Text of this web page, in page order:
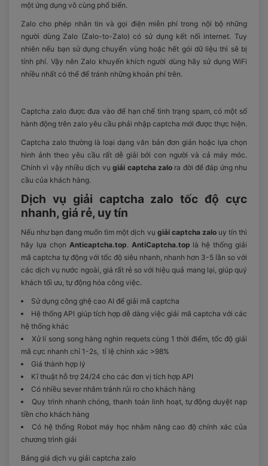
một ứng dụng vô cùng phổ biến.
Zalo cho phép nhắn tin và gọi điện miễn phí trong nội bộ những
người dùng Zalo (Zalo-to-Zalo) có sử dụng kết nối internet. Tuy
nhiên nếu bạn sử dụng chuyển vùng hoặc hết gói dữ liệu thì sẽ bị
tính phí. Vậy nên Zalo khuyến khích người dùng hãy sử dụng WiFi
nhiều nhất có thể để tránh những khoản phí trên.
Captcha zalo được đưa vào để hạn chế tình trạng spam, có một số
hành động trên zalo yêu cầu phải nhập captcha mới được thực hiện.
Captcha zalo thường là loại dạng văn bản đơn giản hoặc lựa chọn
hình ảnh theo yêu cầu rất dễ giải bởi con người và cả máy móc.
Chính vì vậy nhiều dịch vụgiải captcha zalora đời để đáp ứng nhu
cầu của khách hàng.
Dịch vụ giải captcha zalo tốc độ cực
nhanh, giá rẻ, uy tín
Nếu như bạn đang muốn tìm một dịch vụ giải captcha zalouy tín thì
hãy lựa chọn Anticaptcha.top.AntiCaptcha.top là hệ thống giải
mã captcha tự động với tốc độ siêu nhanh, nhanh hơn 3-5 lần so với
các dịch vụ nước ngoài, giá rất rẻ so với hiệu quả mang lại, giúp quý
khách tối ưu, tự động hóa công việc.
Sử dụng công ghệ cao AI để giải mã captcha
Hệ thống API giúp tích hợp dễ dàng việc giải mã captcha với các
hệ thống khác
Xử lí song song hàng nghìn requets cùng 1 thời điểm, tốc độ giải
mã cực nhanh chỉ 1-2s, tỉ lệ chính xác >98%
Giá thành hợp lý
Kĩ thuật hỗ trợ 24/24 cho các đơn vị tích hợp API
Có nhiều sever nhằm tránh rủi ro cho khách hàng
Quy trình nhanh chóng, thanh toán linh hoạt, tự động duyệt nạp
tiền cho khách hàng
Có hệ thống Robot máy học nhằm nâng cao độ chính xác của
chương trình giải
Bảng giá dịch vụ giải captcha zalo